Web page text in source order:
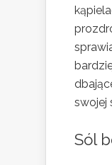
swojej
Sól